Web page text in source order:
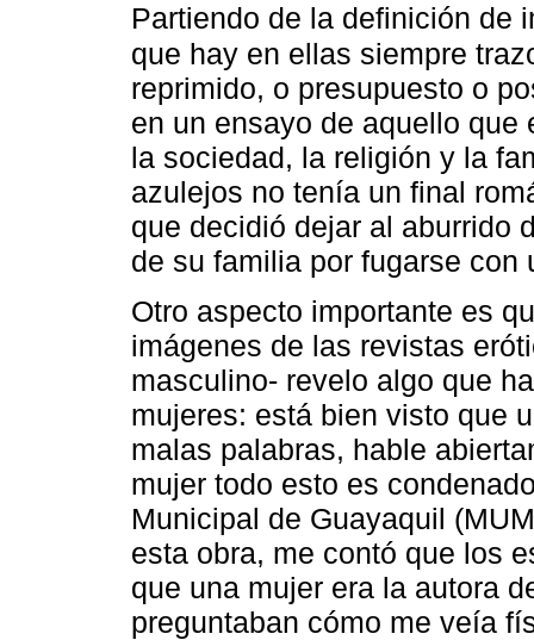
Partiendo de la definición de
que hay en ellas siempre
reprimido, o presupuesto o
en un ensayo de aquello
la sociedad, la religión y la
azulejos no tenía un final
que decidió dejar al aburrido
de su familia por fugarse con
Otro aspecto importante es
imágenes de las revistas
masculino- revelo algo que
mujeres: está bien visto que
malas palabras, hable
mujer todo esto es
Municipal de Guayaquil
esta obra, me contó que los
que una mujer era la autora
preguntaban cómo me veía